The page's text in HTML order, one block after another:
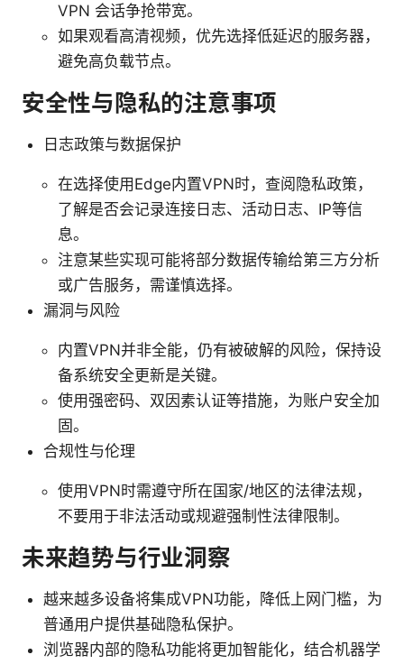
VPN 会话争抢带宽。
如果观看高清视频，优先选择低延迟的服务器，
避免高负载节点。
安全性与隐私的注意事项
日志政策与数据保护
在选择使用Edge内置VPN时，查阅隐私政策，
了解是否会记录连接日志、活动日志、IP等信
息。
注意某些实现可能将部分数据传输给第三方分析
或广告服务，需谨慎选择。
漏洞与风险
内置VPN并非全能，仍有被破解的风险，保持设
备系统安全更新是关键。
使用强密码、双因素认证等措施，为账户安全加
固。
合规性与伦理
使用VPN时需遵守所在国家/地区的法律法规，
不要用于非法活动或规避强制性法律限制。
未来趋势与行业洞察
越来越多设备将集成VPN功能，降低上网门槛，为
普通用户提供基础隐私保护。
浏览器内部的隐私功能将更加智能化，结合机器学